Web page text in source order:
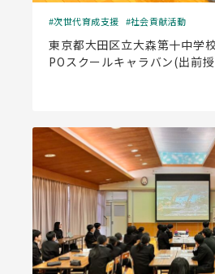
次世代育成支援 社会貢献活動
東京都大田区立大森第十中学
POスクールキャラバン(出前